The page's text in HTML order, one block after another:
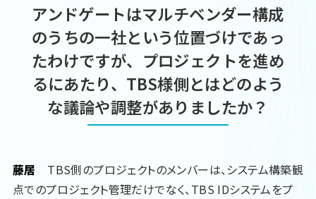
アンドゲートはマルチベンダー構成
のうちの一社という位置づけであっ
たわけですが、プロジェクトを進め
るにあたり、TBS様側とはどのよう
な議論や調整がありましたか？
藤居 TBS側のプロジェクトのメンバーは、システム構築観
点でのプロジェクト管理だけでなく、TBS IDシステムをプ